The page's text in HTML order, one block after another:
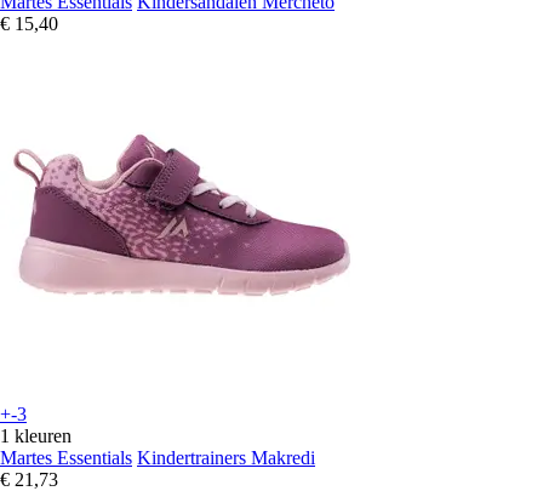
€ 15,40
+-3
1 kleuren
Martes Essentials Kindertrainers Makredi
€ 21,73